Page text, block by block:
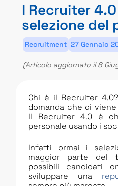
I Recruiter
selezione del
Recruitment 27 Gennaio
(Articolo aggiornato il 8
Chi è il Recruiter
domanda che ci
Il Recruiter 4.0 è
personale usando i
Infatti ormai i
maggior parte del
possibili candidati
sviluppare una